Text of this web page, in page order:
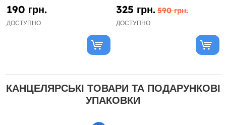
190 грн.
ДОСТУПНО
325 грн. 590 грн.
ДОСТУПНО
КАНЦЕЛЯРСЬКІ ТОВАРИ ТА ПОДАРУНКОВІ
УПАКОВКИ